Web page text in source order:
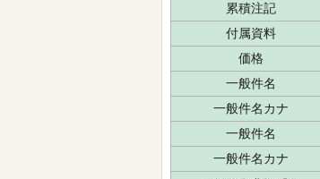
累積注記
付属資料
価格
一般件名
一般件名カナ
一般件名
一般件名カナ